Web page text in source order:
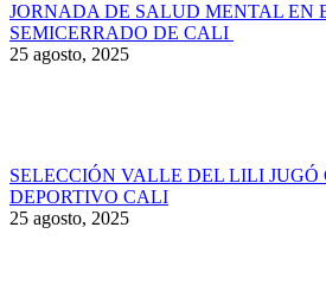
JORNADA DE SALUD MENTAL EN
SEMICERRADO DE CALI
25 agosto, 2025
SELECCIÓN VALLE DEL LILI JUGÓ
DEPORTIVO CALI
25 agosto, 2025